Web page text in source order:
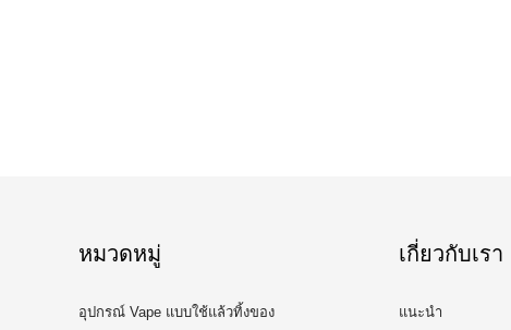
หมวดหมู่
อุปกรณ์ Vape แบบใช้แล้วทิ้งของ
เกี่ยวกับเรา
แนะนำ